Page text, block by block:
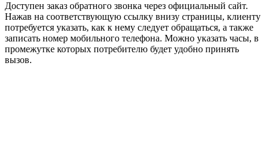
Доступен заказ обратного звонка через официальный сайт.
Нажав на соответствующую ссылку внизу страницы, клиенту
потребуется указать, как к нему следует обращаться, а также
записать номер мобильного телефона. Можно указать часы, в
промежутке которых потребителю будет удобно принять
вызов.